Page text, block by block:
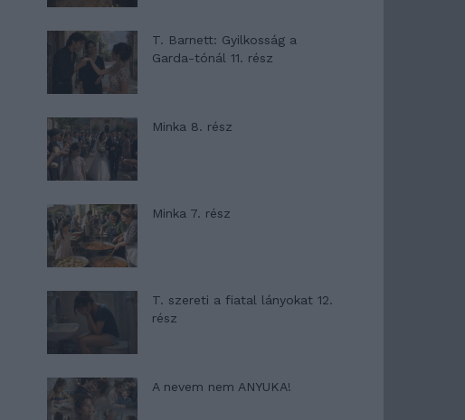
T. Barnett: Gyilkosság a
Garda-tónál 11. rész
Minka 8. rész
Minka 7. rész
T. szereti a fiatal lányokat 12.
rész
A nevem nem ANYUKA!